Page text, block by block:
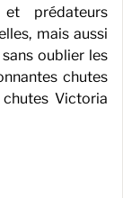
prédateurs
mais aussi
oublier les
chutes
Victoria